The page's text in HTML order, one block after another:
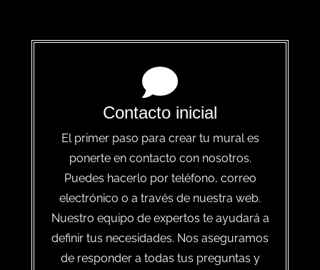
Contacto inicial
El primer paso para crear tu mural es
ponerte en contacto con nosotros.
Puedes hacerlo por teléfono, correo
electrónico o a través de nuestra web.
Nuestro equipo de expertos te ayudará a
definir tus necesidades. Nos aseguramos
de responder a todas tus preguntas y